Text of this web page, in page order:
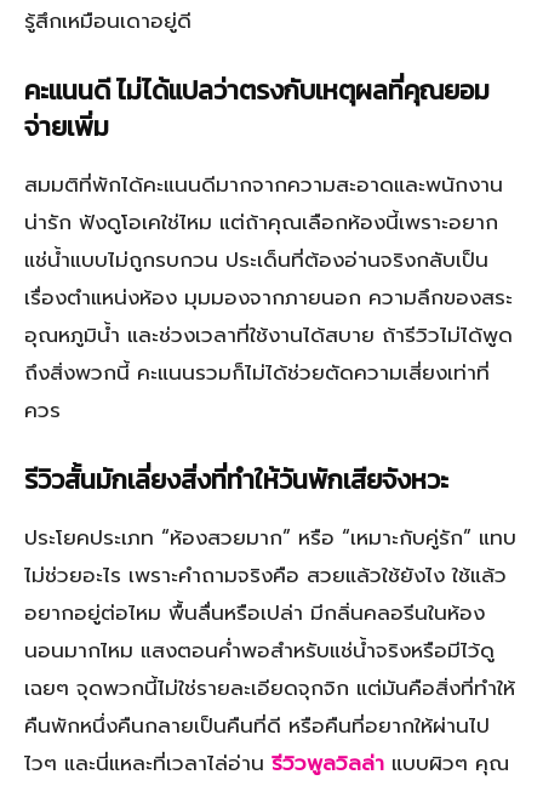
รู้สึกเหมือนเดาอยู่ดี
คะแนนดี ไม่ได้แปลว่าตรงกับเหตุผลที่คุณยอม
จ่ายเพิ่ม
สมมติที่พักได้คะแนนดีมากจากความสะอาดและพนักงาน
น่ารัก ฟังดูโอเคใช่ไหม แต่ถ้าคุณเลือกห้องนี้เพราะอยาก
แช่น้ำแบบไม่ถูกรบกวน ประเด็นที่ต้องอ่านจริงกลับเป็น
เรื่องตำแหน่งห้อง มุมมองจากภายนอก ความลึกของสระ
อุณหภูมิน้ำ และช่วงเวลาที่ใช้งานได้สบาย ถ้ารีวิวไม่ได้พูด
ถึงสิ่งพวกนี้ คะแนนรวมก็ไม่ได้ช่วยตัดความเสี่ยงเท่าที่
ควร
รีวิวสั้นมักเลี่ยงสิ่งที่ทำให้วันพักเสียจังหวะ
ประโยคประเภท “ห้องสวยมาก” หรือ “เหมาะกับคู่รัก” แทบ
ไม่ช่วยอะไร เพราะคำถามจริงคือ สวยแล้วใช้ยังไง ใช้แล้ว
อยากอยู่ต่อไหม พื้นลื่นหรือเปล่า มีกลิ่นคลอรีนในห้อง
นอนมากไหม แสงตอนค่ำพอสำหรับแช่น้ำจริงหรือมีไว้ดู
เฉยๆ จุดพวกนี้ไม่ใช่รายละเอียดจุกจิก แต่มันคือสิ่งที่ทำให้
คืนพักหนึ่งคืนกลายเป็นคืนที่ดี หรือคืนที่อยากให้ผ่านไป
ไวๆ และนี่แหละที่เวลาไล่อ่าน รีวิวพูลวิลล่า แบบผิวๆ คุณ